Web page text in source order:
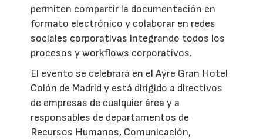
permiten compartir la documentación en
formato electrónico y colaborar en redes
sociales corporativas integrando todos los
procesos y workflows corporativos.
El evento se celebrará en el Ayre Gran Hotel
Colón de Madrid y está dirigido a directivos
de empresas de cualquier área y a
responsables de departamentos de
Recursos Humanos, Comunicación,